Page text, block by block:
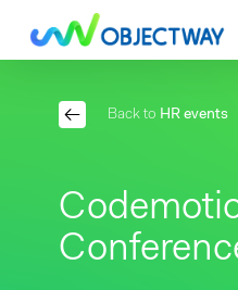
Back to HR events